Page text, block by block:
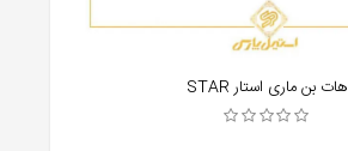
هات بن ماری استار STAR